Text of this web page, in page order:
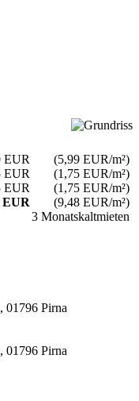
EUR
(5,99 EUR/m²)
EUR
(1,75 EUR/m²)
EUR
(1,75 EUR/m²)
EUR
(9,48 EUR/m²)
3 Monatskaltmieten
01796 Pirna
01796 Pirna